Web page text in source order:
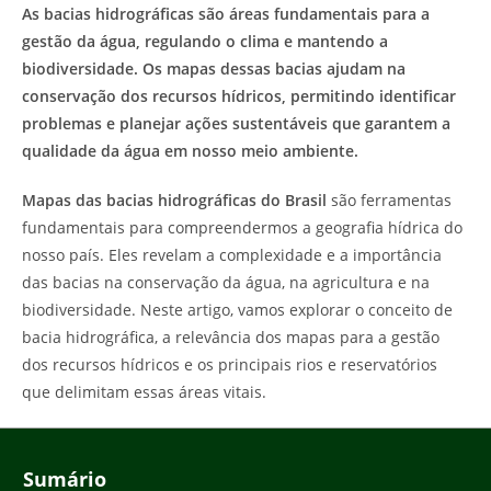
post:
As bacias hidrográficas são áreas fundamentais para a
gestão da água, regulando o clima e mantendo a
biodiversidade. Os mapas dessas bacias ajudam na
conservação dos recursos hídricos, permitindo identificar
problemas e planejar ações sustentáveis que garantem a
qualidade da água em nosso meio ambiente.
Mapas das bacias hidrográficas do Brasil são ferramentas
fundamentais para compreendermos a geografia hídrica do
nosso país. Eles revelam a complexidade e a importância
das bacias na conservação da água, na agricultura e na
biodiversidade. Neste artigo, vamos explorar o conceito de
bacia hidrográfica, a relevância dos mapas para a gestão
dos recursos hídricos e os principais rios e reservatórios
que delimitam essas áreas vitais.
Sumário